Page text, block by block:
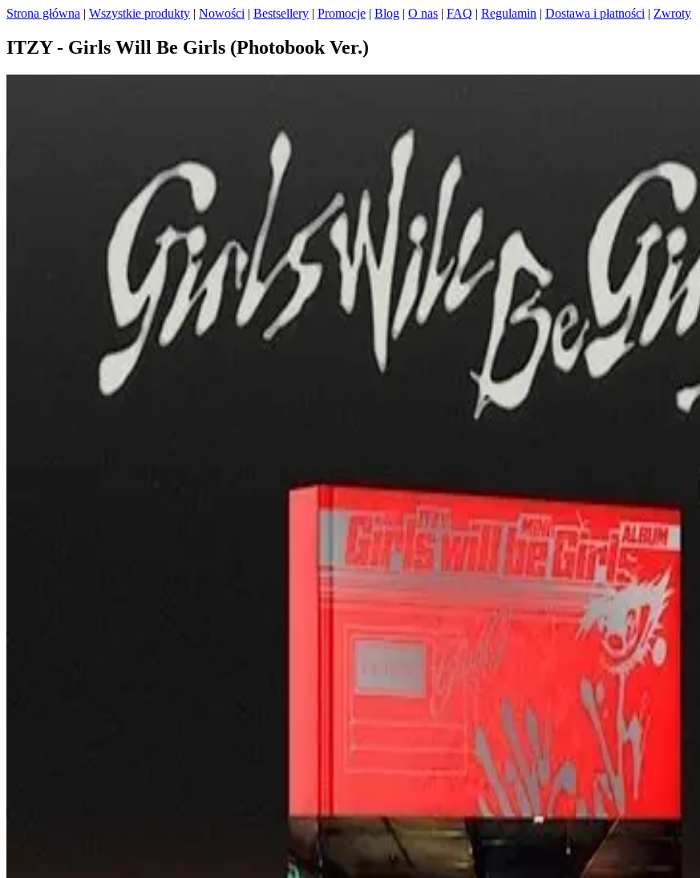
Strona główna | Wszystkie produkty | Nowości | Bestsellery | Promocje | Blog | O nas | FAQ | Regulamin | Dostawa i płatności | Zwroty
ITZY - Girls Will Be Girls (Photobook Ver.)